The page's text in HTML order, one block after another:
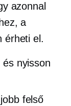
azonnal
a
érheti el.
nyisson
felső